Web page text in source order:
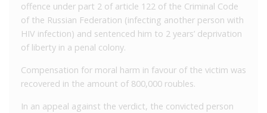
offence under part 2 of article 122 of the Criminal Code
of the Russian Federation (infecting another person with
HIV infection) and sentenced him to 2 years’ deprivation
of liberty in a penal colony.
Compensation for moral harm in favour of the victim was
recovered in the amount of 800,000 roubles.
In an appeal against the verdict, the convicted person